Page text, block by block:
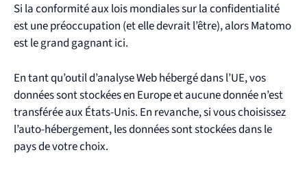
Si la conformité aux lois mondiales sur la confidentialité
est une préoccupation (et elle devrait l’être), alors Matomo
est le grand gagnant ici.
En tant qu’outil d’analyse Web hébergé dans l’UE, vos
données sont stockées en Europe et aucune donnée n’est
transférée aux États-Unis. En revanche, si vous choisissez
l’auto-hébergement, les données sont stockées dans le
pays de votre choix.